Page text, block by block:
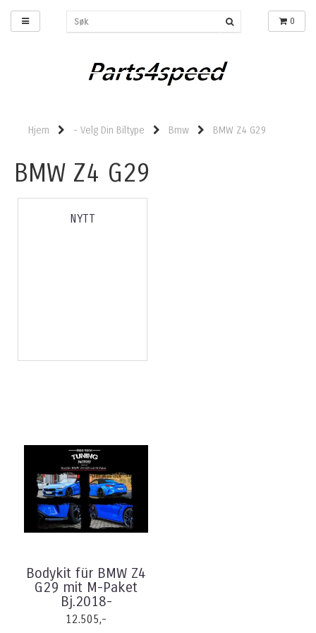
0
Hjem - Velg Din Biltype Bmw BMW Z4 G29
BMW Z4 G29
NYTT
Bodykit für BMW Z4
G29 mit M-Paket
Bj.2018-
12.505,-